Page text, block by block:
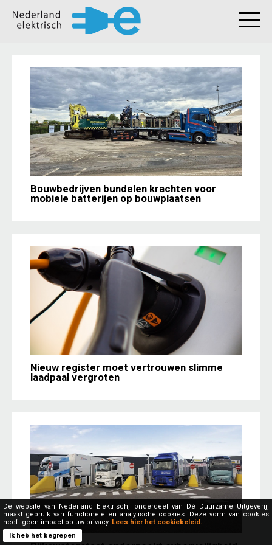
Bouwbedrijven bundelen krachten voor
mobiele batterijen op bouwplaatsen
Nieuw register moet vertrouwen slimme
laadpaal vergroten
De website van Nederland Elektrisch, onderdeel van Dé Duurzame Uitgeverij,
maakt gebruik van functionele en analytische cookies. Deze vorm van cookies
heeft geen impact op uw privacy. Lees hier het cookiebeleid.
Ik heb het begrepen